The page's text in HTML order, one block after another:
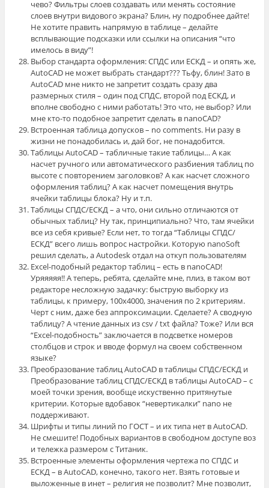
чево? Фильтры слоев создавать или менять состояние
слоев внутри видового экрана? Блин, ну подробнее дайте!
Не хотите править напрямую в таблице – делайте
всплывающие подсказки или ссылки на описания “что
имелось в виду”!
Выбор стандарта оформления: СПДС или ЕСКД – и опять же,
AutoCAD не может выбрать стандарт??? Тьфу, блин! Зато в
AutoCAD мне никто не запретит создать сразу два
размерных стиля – один под СПДС, второй под ЕСКД, и
вполне свободно с ними работать! Это что, не выбор? Или
мне кто-то подобное запретит сделать в nanoCAD?
Встроенная таблица допусков – no comments. Ни разу в
жизни не понадобилась и, дай бог, не понадобится.
Таблицы AutoCAD – табличные такие таблицы… А как
насчет ручного или автоматического разбиения таблиц по
высоте с повторением заголовков? А как насчет сложного
оформления таблиц? А как насчет помещения внутрь
ячейки таблицы блока? Ну и т.п.
Таблицы СПДС/ЕСКД – а что, они сильно отличаются от
обычных таблиц? Ну так, принципиально? Что, там ячейки
все из себя кривые? Если нет, то тогда “Таблицы СПДС/
ЕСКД” всего лишь вопрос настройки. Которую nanoSoft
решил сделать, а Autodesk отдал на откуп пользователям
Excel-подобный редактор таблиц – есть в nanoCAD!
Уряяяяя!! А теперь, ребята, сделайте мне, плиз, в таком вот
редакторе несложную задачку: быструю выборку из
таблицы, к примеру, 100х4000, значения по 2 критериям.
Черт с ним, даже без аппроксимации. Сделаете? А сводную
таблицу? А чтение данных из csv / txt файла? Тоже? Или вся
“Excel-подобность” заключается в подсветке номеров
столбцов и строк и вводе формул на своем собственном
языке?
Преобразование таблиц AutoCAD в таблицы СПДС/ЕСКД и
Преобразование таблиц СПДС/ЕСКД в таблицы AutoCAD – с
моей точки зрения, вообще искуственно притянутые
критерии. Которые вдобавок “невертикалки” nano не
поддерживают.
Шрифты и типы линий по ГОСТ – и их типа нет в AutoCAD.
Не смешите! Подобных вариантов в свободном доступе воз
и тележка размером с Титаник.
Встроенные элементы оформления чертежа по СПДС и
ЕСКД – в AutoCAD, конечно, такого нет. Взять готовые и
выложенные в инет – религия не позволит? Мне позволит,